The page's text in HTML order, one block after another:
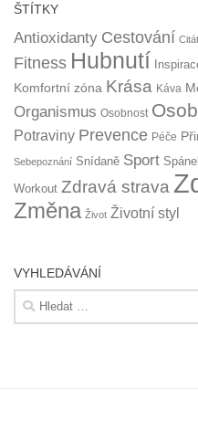
ŠTÍTKY
Antioxidanty Cestování
Fitness Hubnutí
Komfortní zóna Krása Káva
Organismus Osobnost
Potraviny Prevence Péče
Sebepoznání Snídaně Sport
Workout Zdravá strava
Změna Život Životní styl
VYHLEDÁVÁNÍ
Vyhledávání